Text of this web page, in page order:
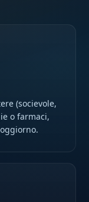
(socievole,
o farmaci,